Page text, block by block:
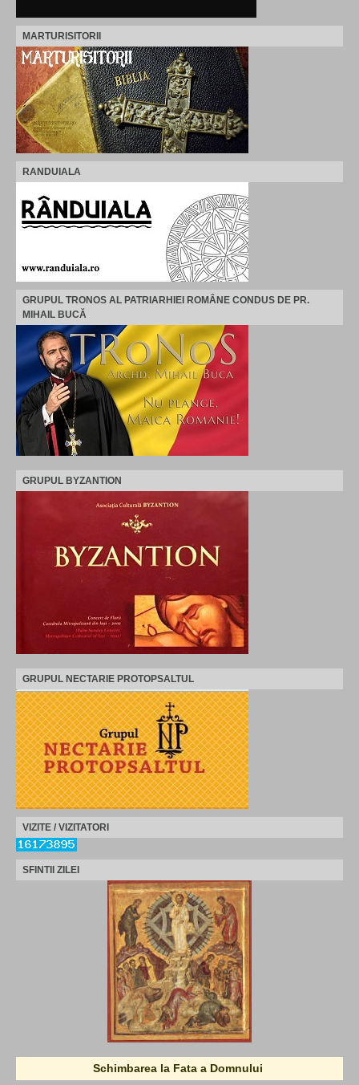
MARTURISITORII
RANDUIALA
GRUPUL TRONOS AL PATRIARHIEI ROMÂNE CONDUS DE PR.
MIHAIL BUCĂ
GRUPUL BYZANTION
GRUPUL NECTARIE PROTOPSALTUL
VIZITE / VIZITATORI
SFINTII ZILEI
Schimbarea la Fata a Domnului